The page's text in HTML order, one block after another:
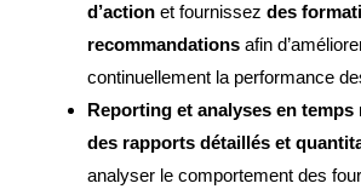
d’action et fournissez des
recommandations afin
continuellement la performance
Reporting et analyses en temps
des rapports détaillés et
analyser le comportement des